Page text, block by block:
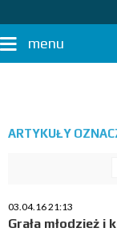
menu
ARTYKUŁY
03.04.16 21:13
Grała młodzież i